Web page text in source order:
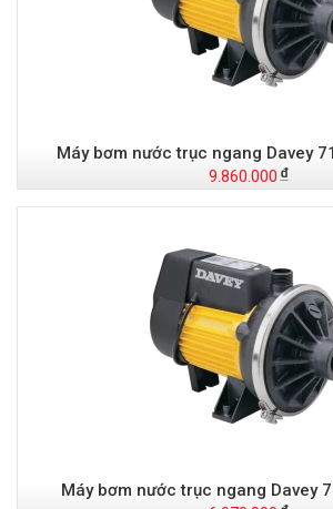
Máy bơm nước trục ngang Davey
9.860.000
Máy bơm nước trục ngang Davey